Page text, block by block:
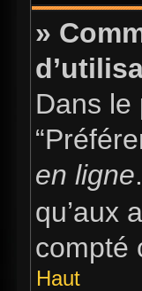
»
Dans le
en ligne
qu’aux
compté
Haut